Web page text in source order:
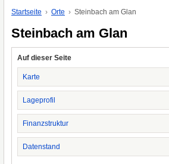
Startseite Orte Steinbach am Glan
Steinbach am Glan
Auf dieser Seite
Karte
Lageprofil
Finanzstruktur
Datenstand